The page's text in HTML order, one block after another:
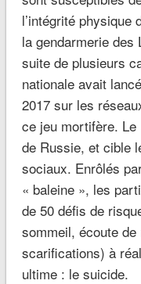
l’intégrité physique
la gendarmerie des
suite de plusieurs
nationale avait
2017 sur les
ce jeu mortifère. Le
de Russie, et cible
sociaux. Enrôlés
« baleine », les
de 50 défis de
sommeil, écoute
scarifications) à
ultime : le suicide.